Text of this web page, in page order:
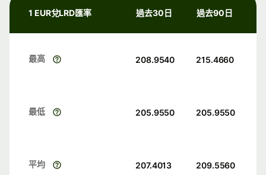
1 EUR兌LRD匯率 過去30日 過去90日
最高 208.9540 215.4660
最低 205.9550 205.9550
平均 207.4013 209.5560